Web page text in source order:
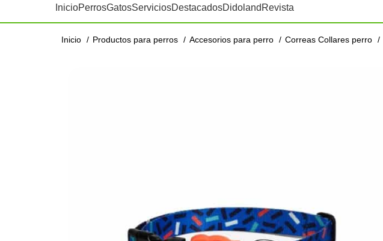
InicioPerrosGatosServiciosDestacadosDidoland Revista
Inicio Productos para perros Accesorios para perro Correas Collares perro